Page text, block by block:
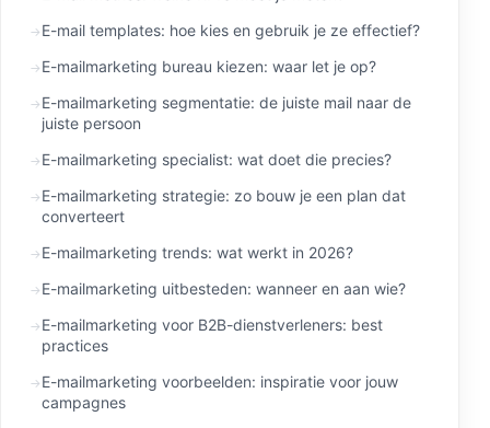
E-mail templates: hoe kies en gebruik je ze effectief?
E-mailmarketing bureau kiezen: waar let je op?
E-mailmarketing segmentatie: de juiste mail naar de
juiste persoon
E-mailmarketing specialist: wat doet die precies?
E-mailmarketing strategie: zo bouw je een plan dat
converteert
E-mailmarketing trends: wat werkt in 2026?
E-mailmarketing uitbesteden: wanneer en aan wie?
E-mailmarketing voor B2B-dienstverleners: best
practices
E-mailmarketing voorbeelden: inspiratie voor jouw
campagnes